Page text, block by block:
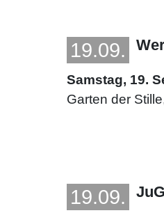
19.09.
Samstag, 19.
Garten der
19.09.